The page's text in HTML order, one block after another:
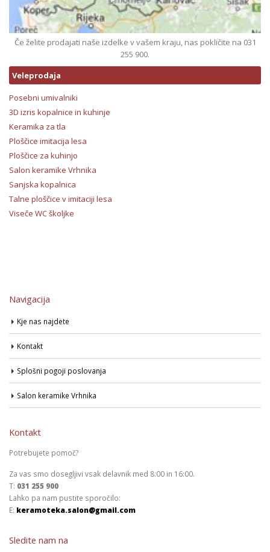
Če želite prodajati naše izdelke v vašem kraju, nas pokličite na 031
255 900.
Veleprodaja
Posebni umivalniki
3D izris kopalnice in kuhinje
Keramika za tla
Ploščice imitacija lesa
Ploščice za kuhinjo
Salon keramike Vrhnika
Sanjska kopalnica
Talne ploščice v imitaciji lesa
Viseče WC školjke
Navigacija
Kje nas najdete
Kontakt
Splošni pogoji poslovanja
Salon keramike Vrhnika
Kontakt
Potrebujete pomoč?
Za vas smo dosegljivi vsak delavnik med 8:00 in 16:00.
T: 031 255 900
Lahko pa nam pustite sporočilo:
E: keramoteka.salon@gmail.com
Sledite nam na